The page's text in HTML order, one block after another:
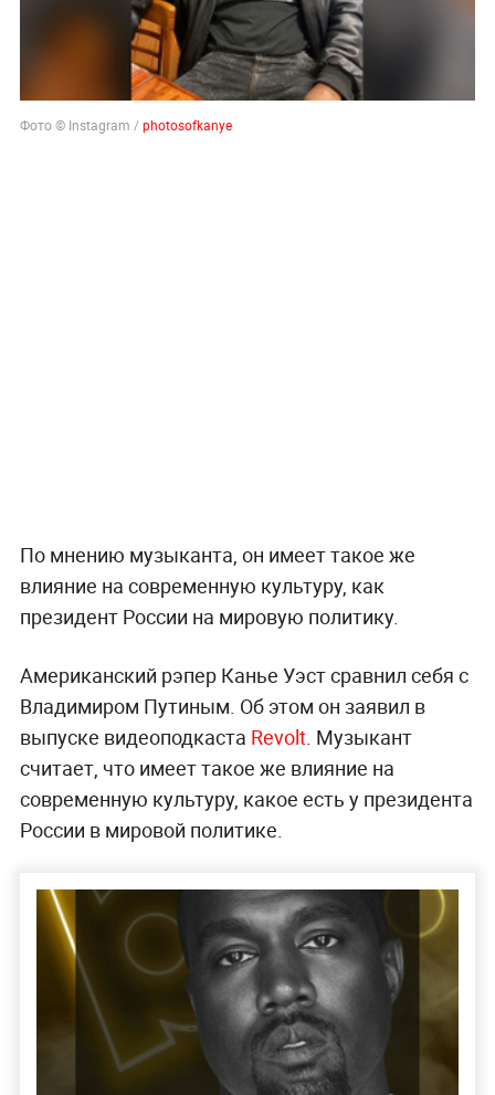
Фото © Instagram /photosofkanye
По мнению музыканта, он имеет такое же
влияние на современную культуру, как
президент России на мировую политику.
Американский рэпер Канье Уэст сравнил себя с
Владимиром Путиным. Об этом он заявил в
выпуске видеоподкаста Revolt. Музыкант
считает, что имеет такое же влияние на
современную культуру, какое есть у президента
России в мировой политике.